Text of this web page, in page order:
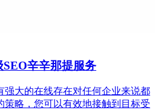
辛辛那提服务
强大的在线存在对任何企业来说都
策略，您可以有效地接触到目标受